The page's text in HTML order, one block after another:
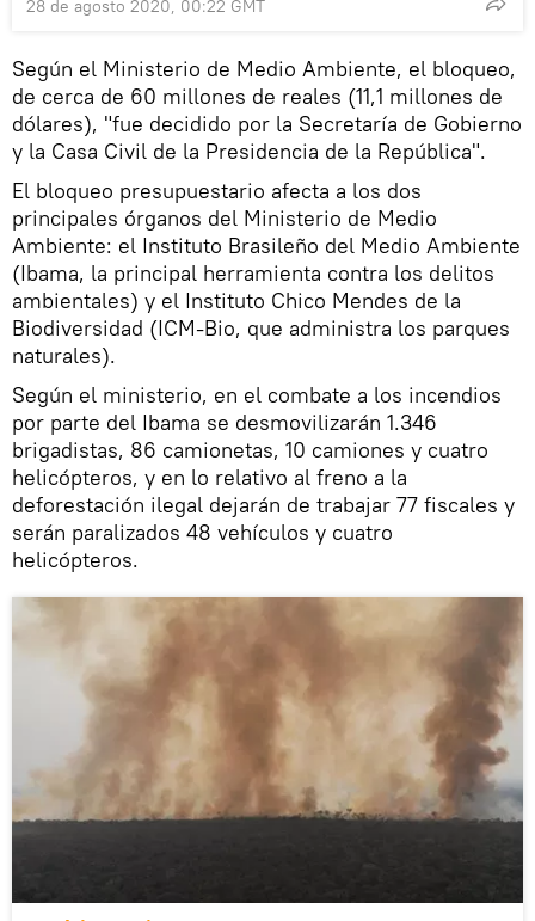
28 de agosto 2020, 00:22 GMT
Según el Ministerio de Medio Ambiente, el bloqueo,
de cerca de 60 millones de reales (11,1 millones de
dólares), "fue decidido por la Secretaría de Gobierno
y la Casa Civil de la Presidencia de la República".
El bloqueo presupuestario afecta a los dos
principales órganos del Ministerio de Medio
Ambiente: el Instituto Brasileño del Medio Ambiente
(Ibama, la principal herramienta contra los delitos
ambientales) y el Instituto Chico Mendes de la
Biodiversidad (ICM-Bio, que administra los parques
naturales).
Según el ministerio, en el combate a los incendios
por parte del Ibama se desmovilizarán 1.346
brigadistas, 86 camionetas, 10 camiones y cuatro
helicópteros, y en lo relativo al freno a la
deforestación ilegal dejarán de trabajar 77 fiscales y
serán paralizados 48 vehículos y cuatro
helicópteros.